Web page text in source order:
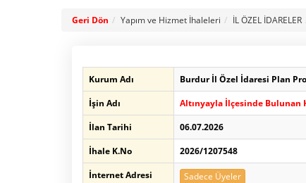
Geri Dön Yapım ve Hizmet İhaleleri İL ÖZEL İDARELER
Kurum Adı
Burdur İl Özel İdaresi Plan
İşin Adı
Altınyayla İlçesinde Bulunan
İlan Tarihi
06.07.2026
İhale K.No
2026/1207548
İnternet Adresi
Sadece Üyeler